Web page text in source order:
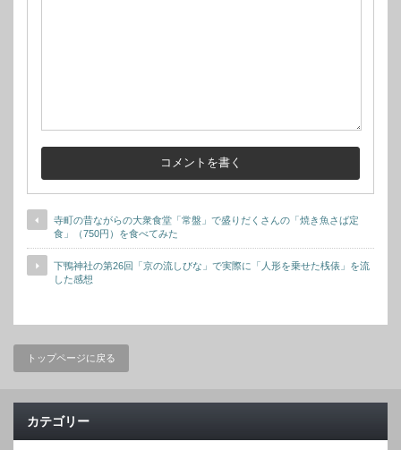
寺町の昔ながらの大衆食堂「常盤」で盛りだくさんの「焼き魚さば定
食」（750円）を食べてみた
下鴨神社の第26回「京の流しびな」で実際に「人形を乗せた桟俵」を流
した感想
トップページに戻る
カテゴリー